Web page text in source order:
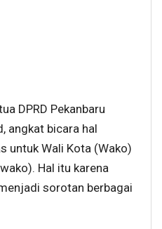
DPRD Pekanbaru
angkat bicara hal
untuk Wali Kota (Wako)
Hal itu karena
sorotan berbagai